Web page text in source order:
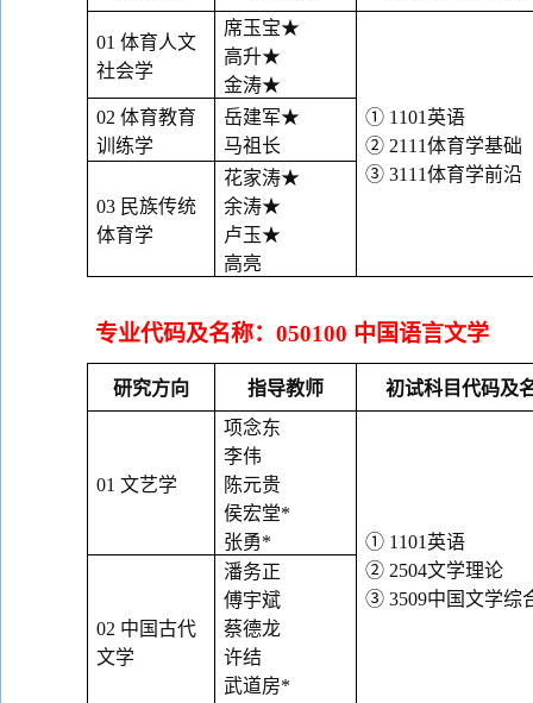
01 体育人文
社会学
席玉宝★
高升★
金涛★
① 1101 英语
② 2111体育学基础
③ 3111体育学前沿
02 体育教育
训练学
岳建军★
马祖长
03 民族传统
体育学
花家涛★
余涛★
卢玉★
高亮
专业代码及名称： 050100 中国语言文学
研究方向 指导教师 初试科目代码及
01 文艺学
项念东
李伟
陈元贵
侯宏堂*
张勇* ① 1101 英语
② 2504文学理论
③ 3509中国文学综
02 中国古代
文学
潘务正
傅宇斌
蔡德龙
许结
武道房*